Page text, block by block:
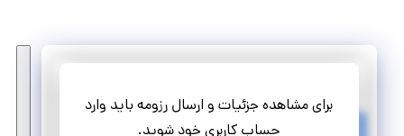
برای مشاهده جزئیات و ارسال رزومه باید وارد
حساب کاربری خود شوید.
کارآموزی در حوزه مهندسی کامپیوتر